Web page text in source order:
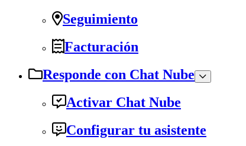
Seguimiento
Facturación
Responde con Chat Nube
Activar Chat Nube
Configurar tu asistente